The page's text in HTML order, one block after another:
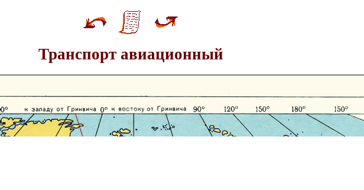
Транспорт авиационный